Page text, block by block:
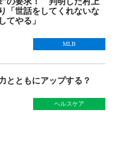
「世話をしてくれないな
てやる」
MLB
とともにアップする？
ヘルスケア